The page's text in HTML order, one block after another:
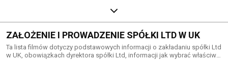
ZAŁOŻENIE I PROWADZENIE SPÓŁKI LTD W UK
Ta lista filmów dotyczy podstawowych informacji o zakładaniu spółki Ltd
w UK, obowiązkach dyrektora spółki Ltd, informacji jak wybrać właściwe